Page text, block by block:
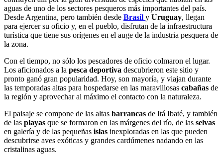
aguas de uno de los sectores pesqueros más importantes del país.
Desde Argentina, pero también desde Brasil y Uruguay, llegan
para ejercer su oficio y, en el pueblo, disfrutan de la infraestructura
turística que tiene sus orígenes en el auge de la industria pesquera de
la zona.
Con el tiempo, no sólo los pescadores de oficio colmaron el lugar.
Los aficionados a la pesca deportiva descubrieron este sitio y
pronto ganó gran popularidad. Hoy, son mayoría, y viajan durante
las temporadas altas para hospedarse en las maravillosas cabañas de
la región y aprovechar al máximo el contacto con la naturaleza.
El paisaje se compone de las altas barrancas de Itá Ibaté, y también
de las playas que se formaron en las márgenes del río, de las selvas
en galería y de las pequeñas islas inexploradas en las que pueden
descubrirse aves exóticas y grandes cardúmenes nadando en las
cristalinas aguas.